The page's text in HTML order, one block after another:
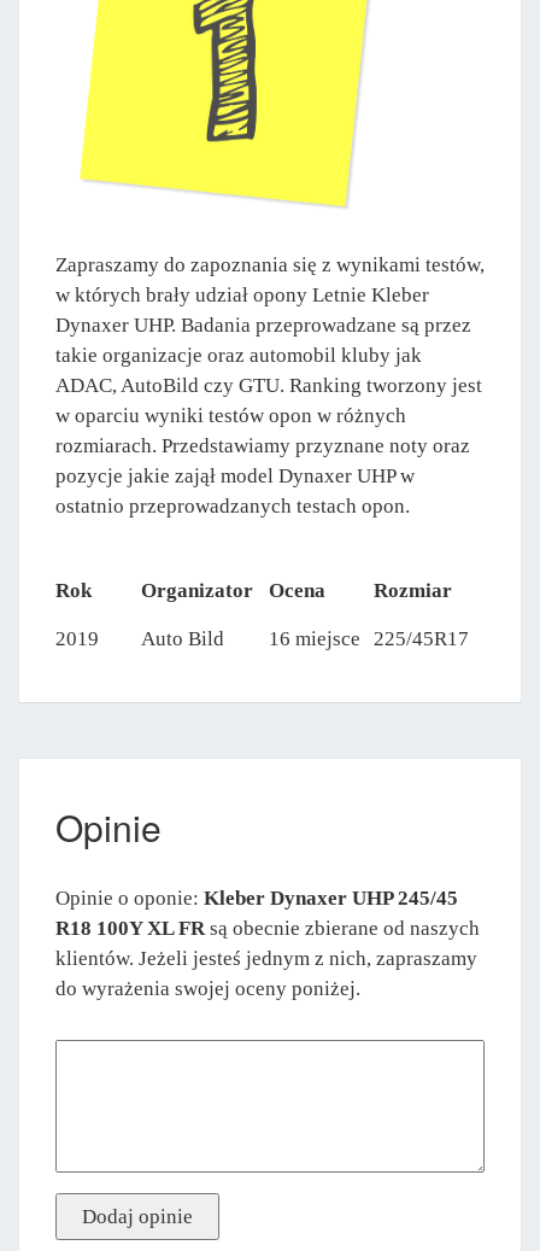
Zapraszamy do zapoznania się z wynikami testów,
w których brały udział opony Letnie Kleber
Dynaxer UHP. Badania przeprowadzane są przez
takie organizacje oraz automobil kluby jak
ADAC, AutoBild czy GTU. Ranking tworzony jest
w oparciu wyniki testów opon w różnych
rozmiarach. Przedstawiamy przyznane noty oraz
pozycje jakie zajął model Dynaxer UHP w
ostatnio przeprowadzanych testach opon.
Rok Organizator Ocena Rozmiar
2019 Auto Bild 16 miejsce 225/45R17
Opinie
Opinie o oponie: Kleber Dynaxer UHP 245/45
R18 100Y XL FR są obecnie zbierane od naszych
klientów. Jeżeli jesteś jednym z nich, zapraszamy
do wyrażenia swojej oceny poniżej.